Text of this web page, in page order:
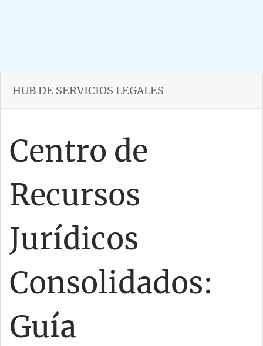
HUB DE SERVICIOS LEGALES
Centro de
Recursos
Jurídicos
Consolidados:
Guía